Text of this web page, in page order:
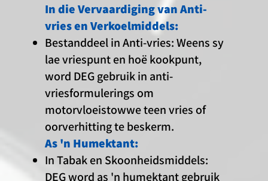
In die Vervaardiging van Anti-
vries en Verkoelmiddels:
Bestanddeel in Anti-vries: Weens sy
lae vriespunt en hoë kookpunt,
word DEG gebruik in anti-
vriesformulerings om
motorvloeistowwe teen vries of
oorverhitting te beskerm.
As 'n Humektant:
In Tabak en Skoonheidsmiddels:
DEG word as 'n humektant gebruik